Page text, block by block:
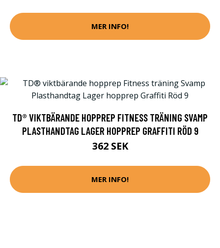
MER INFO!
TD® VIKTBÄRANDE HOPPREP FITNESS TRÄNING SVAMP
PLASTHANDTAG LAGER HOPPREP GRAFFITI RÖD 9
362 SEK
MER INFO!